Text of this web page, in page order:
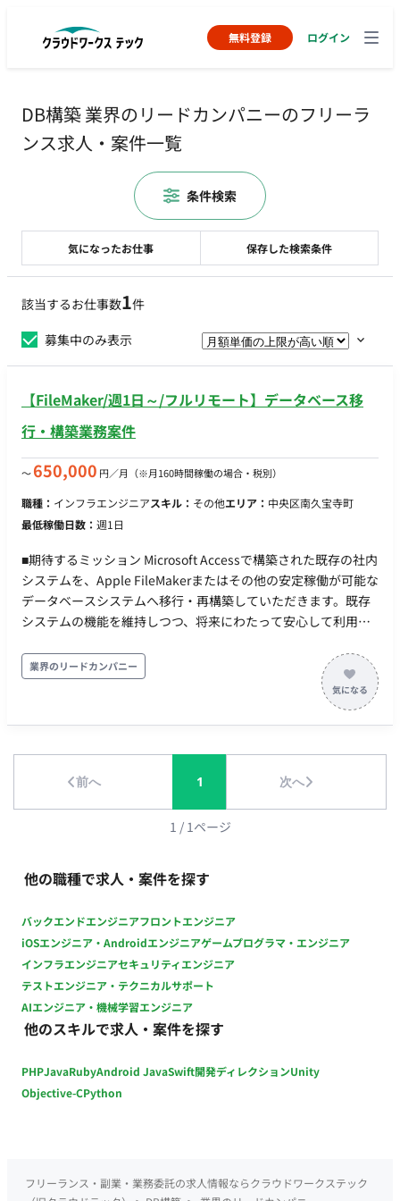
無料登録 ログイン
DB構築 業界のリードカンパニーのフリーラ
ンス求人・案件一覧
該当するお仕事数1件
募集中のみ表示
【FileMaker/週1日～/フルリモート】データベース移
行・構築業務案件
〜650,000 円／月 （※月160時間稼働の場合・税別）
職種： インフラエンジニアスキル： その他エリア： 中央区南久宝寺町
最低稼働日数： 週1日
■期待するミッション Microsoft Accessで構築された既存の社内
システムを、Apple FileMakerまたはその他の安定稼働が可能な
データベースシステムへ移行・再構築していただきます。既存
システムの機能を維持しつつ、将来にわたって安心して利用で
しているMicrosoft Access（バージョン2007～2010、パソコン
ごとに異なる）による業務システムの見直しと刷新を検討して
います。なお、Apple社のFileMakerへの移行を検討段階です。
（要相談） ■業務内容 【既存Accessシステムの理解と新システ
ベースシステムでの設計/開発/構築 ・データ移行作業 ・必要に
応じた機能追加、改修 ■チーム体制 専任のシステム担当者は現
在いません。 依頼主と直接やり取りを行い、プロジェクトを進
■働き方 ・月の稼働時間：週1日もしくは月32時間～ ・フルリ
モート稼働: 可能 ・フレックス稼働: 可能 ■本案件の魅力 企業の
接的に向上させる貢献を実感できます。
業界のリードカンパニー
前へ 1 次へ
1 / 1ページ
他の職種で求人・案件を探す
バックエンドエンジニアフロントエンジニア
iOSエンジニア・Androidエンジニアゲームプログラマ・エンジニア
インフラエンジニアセキュリティエンジニア
テストエンジニア・テクニカルサポート
AIエンジニア・機械学習エンジニア
他のスキルで求人・案件を探す
PHPJavaRubyAndroid JavaSwift開発ディレクションUnity
Objective-CPython
気になったお仕事 保存した検索条件
条件検索
フリーランス・副業・業務委託の求人情報ならクラウドワークステック